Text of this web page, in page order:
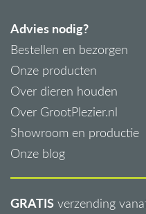
Advies nodig?
Bestellen en bezorgen
Onze producten
Over dieren houden
Over GrootPlezier.nl
Showroom en productie
Onze blog
GRATIS verzending